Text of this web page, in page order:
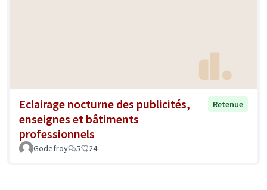
Eclairage nocturne des publicités,
enseignes et bâtiments
professionnels
Retenue
Godefroy 5 24